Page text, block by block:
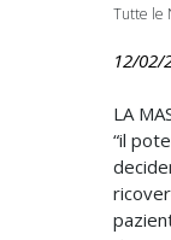
Tutte le
12/02/
LA
“il